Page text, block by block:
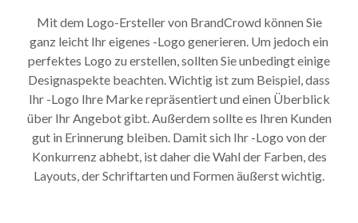
Mit dem Logo-Ersteller von BrandCrowd können Sie
ganz leicht Ihr eigenes -Logo generieren. Um jedoch ein
perfektes Logo zu erstellen, sollten Sie unbedingt einige
Designaspekte beachten. Wichtig ist zum Beispiel, dass
Ihr -Logo Ihre Marke repräsentiert und einen Überblick
über Ihr Angebot gibt. Außerdem sollte es Ihren Kunden
gut in Erinnerung bleiben. Damit sich Ihr -Logo von der
Konkurrenz abhebt, ist daher die Wahl der Farben, des
Layouts, der Schriftarten und Formen äußerst wichtig.